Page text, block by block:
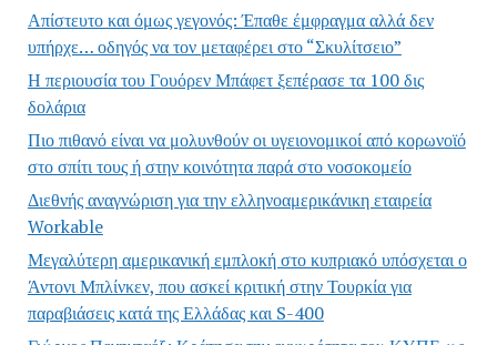
Απίστευτο και όμως γεγονός: Έπαθε έμφραγμα αλλά δεν
υπήρχε… οδηγός να τον μεταφέρει στο “Σκυλίτσειο”
Η περιουσία του Γουόρεν Μπάφετ ξεπέρασε τα 100 δις
δολάρια
Πιο πιθανό είναι να μολυνθούν οι υγειονομικοί από κορωνοϊό
στο σπίτι τους ή στην κοινότητα παρά στο νοσοκομείο
Διεθνής αναγνώριση για την ελληνοαμερικάνικη εταιρεία
Workable
Μεγαλύτερη αμερικανική εμπλοκή στο κυπριακό υπόσχεται ο
Άντονι Μπλίνκεν, που ασκεί κριτική στην Τουρκία για
παραβιάσεις κατά της Ελλάδας και S-400